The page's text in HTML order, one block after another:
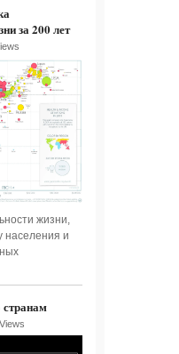
за 200 лет
жизни,
и